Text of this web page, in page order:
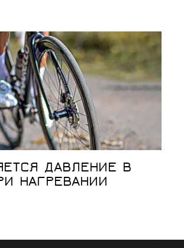
ДАВЛЕНИЕ В
НАГРЕВАНИИ